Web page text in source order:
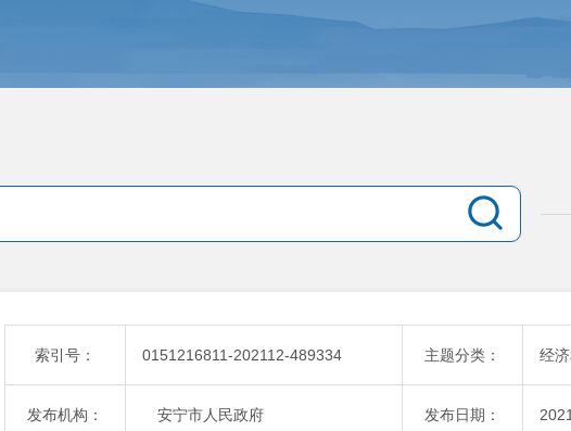
索引号： 0151216811-202112-489334 主题分类： 经
发布机构： 安宁市人民政府 发布日期：